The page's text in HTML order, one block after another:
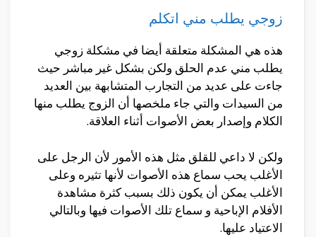
زوجي يطلب مني اتكلم
هذه هي المشكلة متعلقة أيضا في مشكلة زوجي
يطلب مني عدم الحلق ولكن بشكل غير مباشر حيث
جاءت على عديد من التجارب المتشابهة بين العديد
من السيدات والتي جاء ملخصها أن الزوج يطلب منها
الكلام وإصدار بعض الأصوات أثناء العلاقة.
ولكن لا داعي للقلق مثل هذه الأمور لأن الرجل على
الأغلب يحب سماع هذه الأصوات لأنها تثيره وعلى
الأغلب يمكن أن يكون ذلك بسبب كثرة مشاهدة
الأفلام الإباحية و سماع تلك الأصوات فيها وبالتالي
الاعتياد عليها.